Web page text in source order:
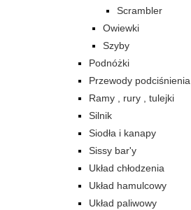
Scrambler
Owiewki
Szyby
Podnóżki
Przewody podciśnienia
Ramy , rury , tulejki
Silnik
Siodła i kanapy
Sissy bar'y
Układ chłodzenia
Układ hamulcowy
Układ paliwowy